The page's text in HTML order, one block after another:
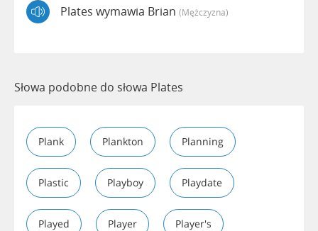
Plates wymawia Brian (mężczyzna)
Słowa podobne do słowa Plates
Plank Plankton Planning
Plastic Playboy Playdate
Played Player Player's